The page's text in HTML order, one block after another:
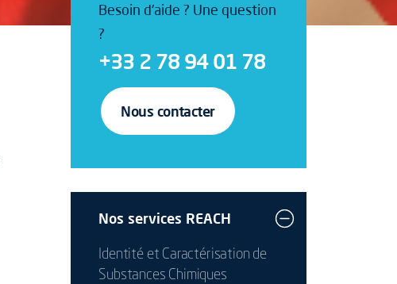
Besoin d'aide ? Une question
?
+33 2 78 94 01 78
Nous contacter
Nos services REACH
Identité et Caractérisation de
Substances Chimiques